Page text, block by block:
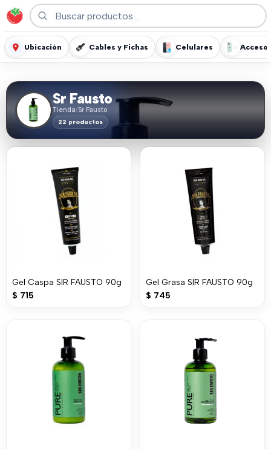
Ubicación Cables y Fichas Celulares
Sr Fausto
Tienda/Sr Fausto
22 productos
Gel Caspa SIR FAUSTO 90g
$ 715
Gel Grasa SIR FAUSTO 90g
$ 745